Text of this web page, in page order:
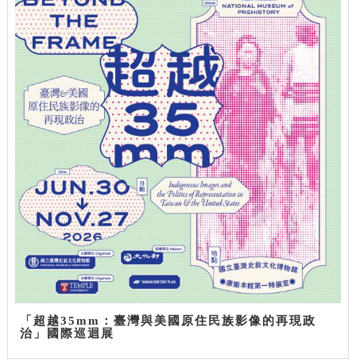
「超越35mm：臺灣與美國原住民族影像的再現政
治」國際巡迴展